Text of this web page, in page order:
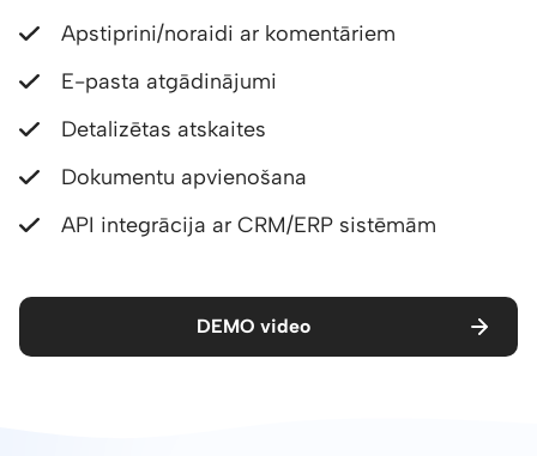
Apstiprini/noraidi ar komentāriem
E-pasta atgādinājumi
Detalizētas atskaites
Dokumentu apvienošana
API integrācija ar CRM/ERP sistēmām
DEMO video